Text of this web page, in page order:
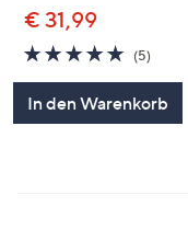
€ 31,99
4.8
von
(5)5
In den Warenkorb